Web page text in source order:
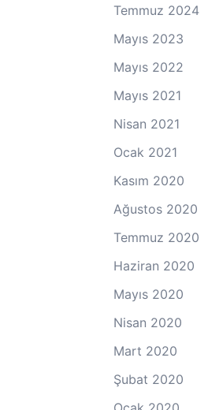
Temmuz 2024
Mayıs 2023
Mayıs 2022
Mayıs 2021
Nisan 2021
Ocak 2021
Kasım 2020
Ağustos 2020
Temmuz 2020
Haziran 2020
Mayıs 2020
Nisan 2020
Mart 2020
Şubat 2020